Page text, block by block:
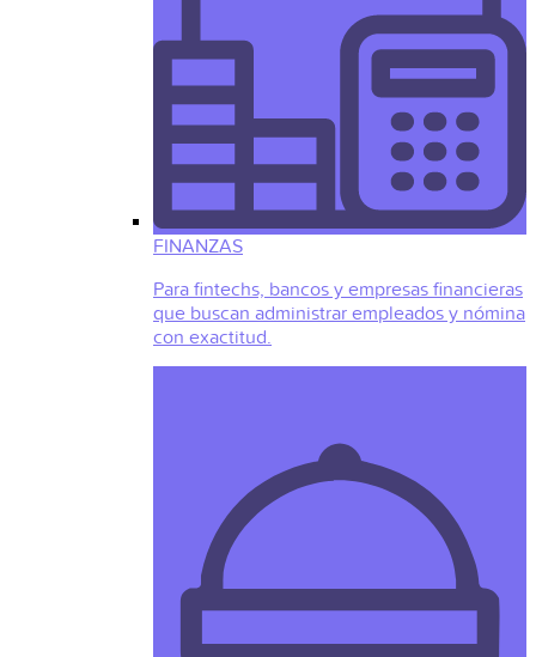
FINANZAS
Para fintechs, bancos y empresas financieras
que buscan administrar empleados y nómina
con exactitud.